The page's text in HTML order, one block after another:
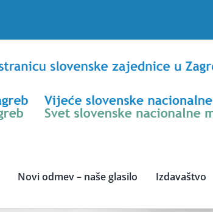
Novi odmev – naše glasilo Izdavaštvo